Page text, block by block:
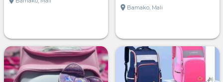
location_on Bamako, Mali